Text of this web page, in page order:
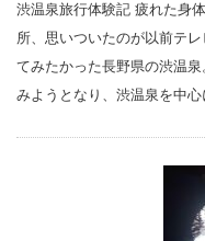
渋温泉旅行体験記 疲れた身
所、思いついたのが以前テ
てみたかった長野県の渋温
みようとなり、渋温泉を中